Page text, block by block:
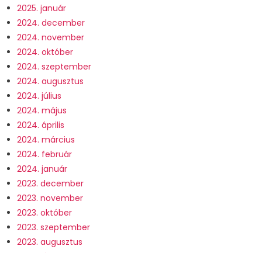
2025. január
2024. december
2024. november
2024. október
2024. szeptember
2024. augusztus
2024. július
2024. május
2024. április
2024. március
2024. február
2024. január
2023. december
2023. november
2023. október
2023. szeptember
2023. augusztus